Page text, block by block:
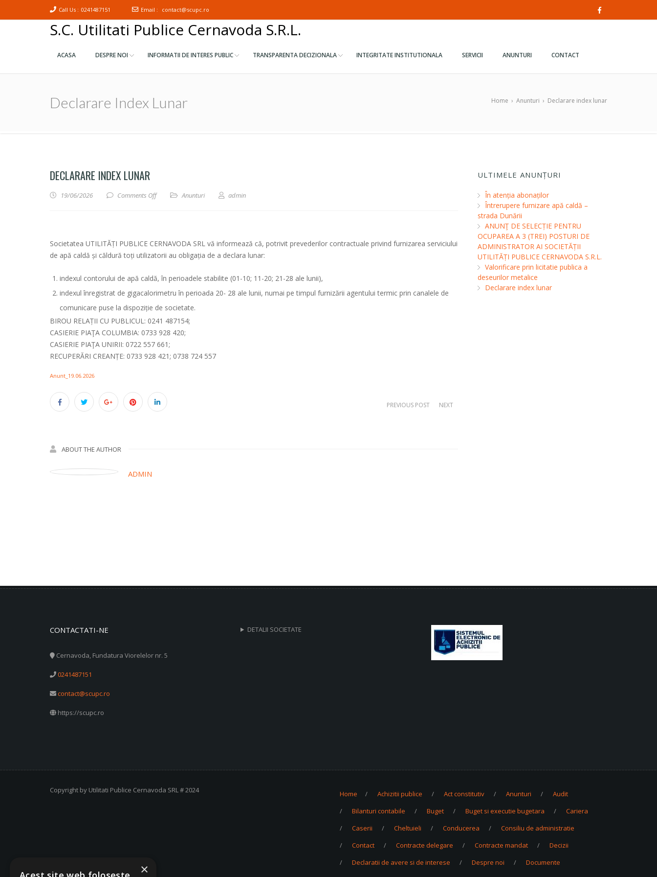
Call Us : 0241487151 Email : contact@scupc.ro
S.C. Utilitati Publice Cernavoda S.R.L.
ACASA DESPRE NOI INFORMATII DE INTERES PUBLIC TRANSPARENTA DECIZIONALA INTEGRITATE INSTITUTIONALA SERVICII ANUNTURI CONTACT
Declarare Index Lunar Home › Anunturi › Declarare index lunar
DECLARARE INDEX LUNAR
19/06/2026 Comments Offon Declarare index lunar
Anunturi admin
Societatea UTILITĂȚI PUBLICE CERNAVODA SRL vă informează că, potrivit prevederilor contractuale privind furnizarea serviciului
de apă caldă și căldură toți utilizatorii au obligația de a declara lunar:
indexul contorului de apă caldă, în perioadele stabilite (01-10; 11-20; 21-28 ale lunii),
indexul înregistrat de gigacalorimetru în perioada 20- 28 ale lunii, numai pe timpul furnizării agentului termic prin canalele de
comunicare puse la dispoziție de societate.
BIROU RELAȚII CU PUBLICUL: 0241 487154;
CASIERIE PIAŢA COLUMBIA: 0733 928 420;
CASIERIE PIAŢA UNIRII: 0722 557 661;
RECUPERĂRI CREANȚE: 0733 928 421; 0738 724 557
Anunt_19.06.2026
PREVIOUS POST NEXT
ABOUT THE AUTHOR
ADMIN
ULTIMELE ANUNȚURI
În atenția abonaților
Întrerupere furnizare apă caldă –
strada Dunării
ANUNŢ DE SELECȚIE PENTRU
OCUPAREA A 3 (TREI) POSTURI DE
ADMINISTRATOR AI SOCIETĂȚII
UTILITĂȚI PUBLICE CERNAVODA S.R.L.
Valorificare prin licitatie publica a
deseurilor metalice
Declarare index lunar
CONTACTATI-NE
Cernavoda, Fundatura Viorelelor nr. 5
0241487151
contact@scupc.ro
https://scupc.ro
DETALII SOCIETATE
Copyright by Utilitati Publice Cernavoda SRL # 2024 Home Achizitii publice Act constitutiv Anunturi
Audit
Bilanturi contabile
Buget Buget si executie bugetara
Cariera
Caserii
Cheltuieli Conducerea
Consiliu de administratie
Contact
Contracte delegare Contracte mandat
Decizii
Declaratii de avere si de interese
Despre noi
Documente
×